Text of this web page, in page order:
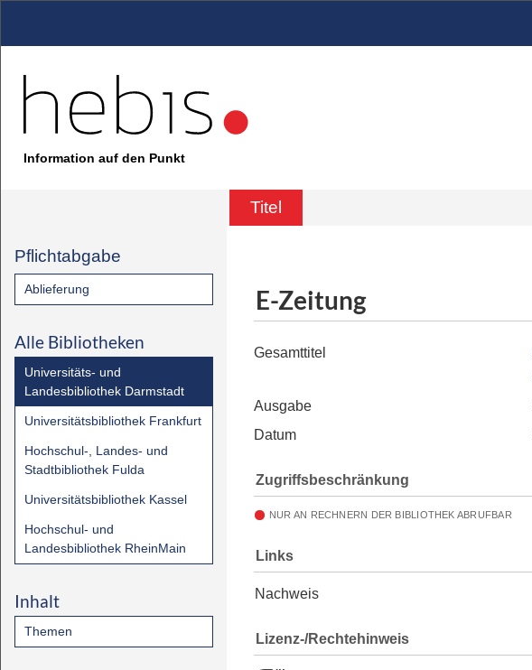
Information auf den Punkt
Titel
Pflichtabgabe
Ablieferung
Alle Bibliotheken
Universitäts- und
Landesbibliothek Darmstadt
Universitätsbibliothek Frankfurt
Hochschul-, Landes- und
Stadtbibliothek Fulda
Universitätsbibliothek Kassel
Hochschul- und
Landesbibliothek RheinMain
Inhalt
Themen
E-Zeitung
Gesamttitel
Ausgabe
Datum
Zugriffsbeschränkung
NUR AN RECHNERN DER BIBLIOTHEK ABRUFBAR
Links
Nachweis
Lizenz-/Rechtehinweis